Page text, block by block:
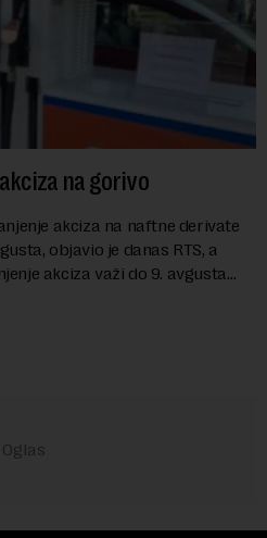
na gorivo
akciza na naftne derivate
objavio je danas RTS, a
akciza važi do 9. avgusta